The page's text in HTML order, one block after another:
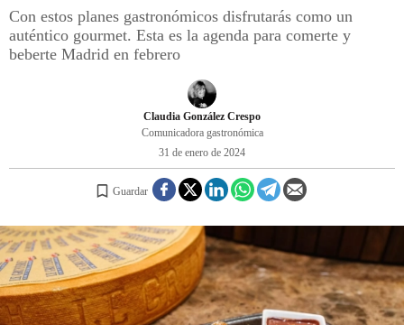
DÓNDE COMER
ÍDOLOS DE MESAS
REGISTRO
INICIAR SESIÓN
Con estos planes gastronómicos disfrutarás como un
auténtico gourmet. Esta es la agenda para comerte y
beberte Madrid en febrero
Claudia González Crespo
Comunicadora gastronómica
31 de enero de 2024
Guardar